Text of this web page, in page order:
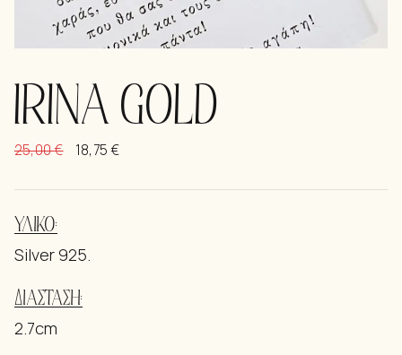
IRINA GOLD
25,00€ 18,75€
ΥΛΙΚΌ:
Silver 925.
ΔΙΆΣΤΑΣΗ:
2.7cm